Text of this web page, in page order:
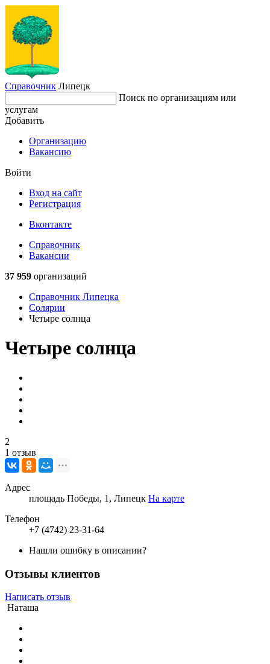
Справочник Липецк
Поиск по организациям или
услугам
Добавить
Организацию
Вакансию
Войти
Вход на сайт
Регистрация
Вконтакте
Справочник
Вакансии
37 959 организаций
Справочник Липецка
Солярии
Четыре солнца
Четыре солнца
2
1 отзыв
Адрес
площадь Победы, 1, Липецк На карте
Телефон
+7 (4742) 23-31-64
Нашли ошибку в описании?
Отзывы клиентов
Написать отзыв
Наташа